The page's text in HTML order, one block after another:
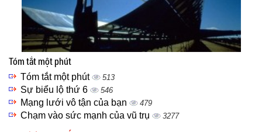
Tóm tắt một phút
Tóm tắt một phút 513
Sự biểu lộ thứ 6 546
Mạng lưới vô tận của bạn 479
Chạm vào sức mạnh của vũ trụ 3277